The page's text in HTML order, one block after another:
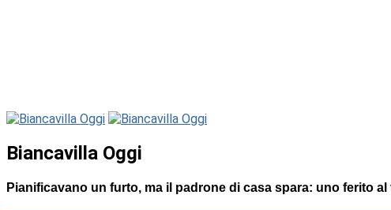
Biancavilla Oggi
Pianificavano un furto, ma il padrone di casa spara: uno ferito al